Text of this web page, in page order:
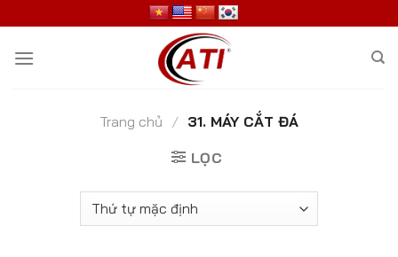
to
content
Trang chủ / 31. MÁY CẮT ĐÁ
LỌC